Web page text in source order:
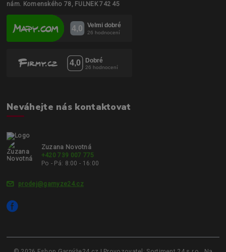
nám. Komenského 78, FULNEK 742 45
Neváhejte nás kontaktovat
Zuzana Novotná
+420 739 007 775
Po - Pá: 8:00 - 16:00
prodej@garnyze24.cz